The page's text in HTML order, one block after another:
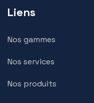
Liens
Nos gammes
Nos services
Nos produits